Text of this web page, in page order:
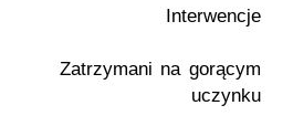
Interwencje
Zatrzymani na gorącym
uczynku